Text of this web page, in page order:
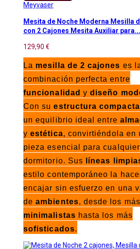
Meyvaser
Mesita de Noche Moderna Mesilla
con 2 Cajones Mesita Auxiliar para...
129,90 €
La mesilla de 2 cajones es
combinación perfecta entre
funcionalidad ydiseño
Con suestructura compacta
un equilibrio ideal entre
yestética, convirtiéndola en
pieza esencial para cualquier
dormitorio. Sus
líneas
estilo contemporáneo la
encajar sin esfuerzo en una
deambientes, desde los más
minimalistas hasta los más
sofisticados.